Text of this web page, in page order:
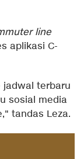
line
aplikasi C-
jadwal terbaru
sosial media
tandas Leza.